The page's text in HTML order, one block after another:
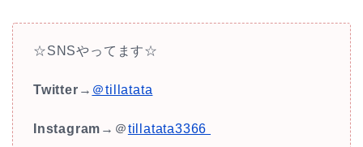
☆SNSやってます☆
Twitter → ＠tillatata
Instagram →＠tillatata3366